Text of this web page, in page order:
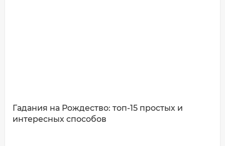
Гадания на Рождество: топ-15 простых и
интересных способов